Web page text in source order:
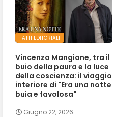
FATTI EDITORIALI
Vincenzo Mangione, tra il
buio della paura e la luce
della coscienza: il viaggio
interiore di "Era una notte
buia e favolosa"
Giugno 22, 2026